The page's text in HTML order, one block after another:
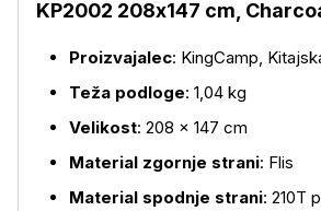
KP2002 208x147 cm,
Proizvajalec: KingCamp,
Teža podloge: 1,04 kg
Velikost: 208 × 147 cm
Material zgornje strani: Flis
Material spodnje strani: 210T